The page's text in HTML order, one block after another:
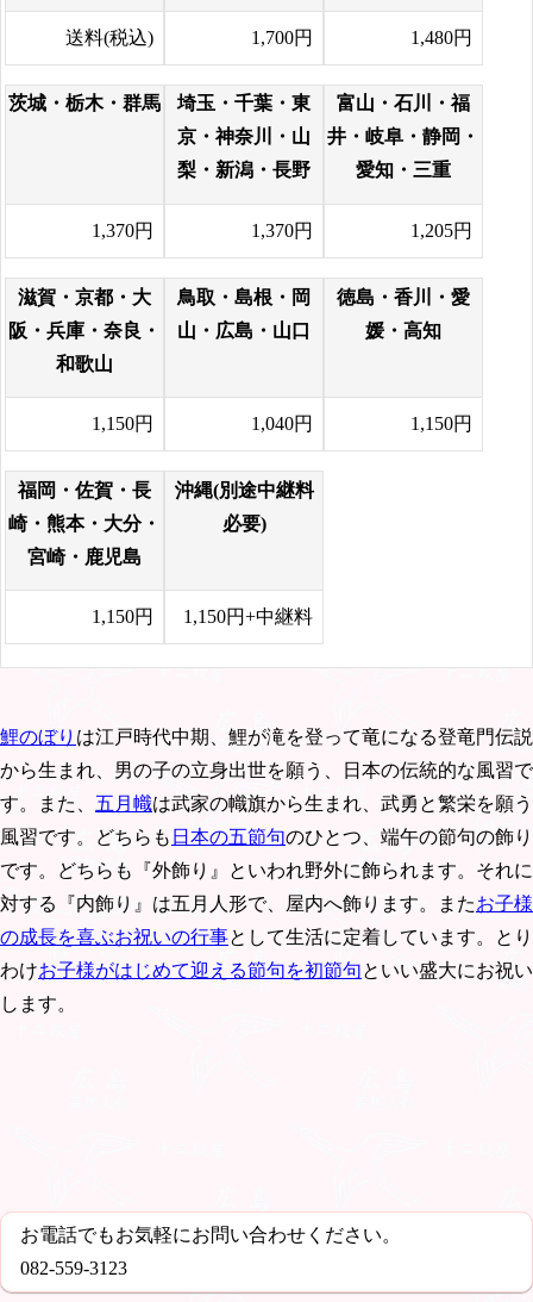
送料(税込) 1,700円 1,480円
茨城・栃木・群馬
1,370円
埼玉・千葉・東
京・神奈川・山
梨・新潟・長野
1,370円
富山・石川・福
井・岐阜・静岡・
愛知・三重
1,205円
滋賀・京都・大
阪・兵庫・奈良・
和歌山
1,150円
鳥取・島根・岡
山・広島・山口
1,040円
徳島・香川・愛
媛・高知
1,150円
福岡・佐賀・長
崎・熊本・大分・
宮崎・鹿児島
1,150円
沖縄(別途中継料
必要)
1,150円+中継料
鯉のぼり は江戸時代中期、鯉が滝を登って竜になる登竜門伝説
から生まれ、男の子の立身出世を願う、日本の伝統的な風習で
す。また、 五月幟は武家の幟旗から生まれ、武勇と繁栄を願う
風習です。どちらも 日本の五節句のひとつ、端午の節句の飾り
です。どちらも『外飾り』といわれ野外に飾られます。それに
対する『内飾り』は五月人形で、屋内へ飾ります。またお子様
の成長を喜ぶお祝いの行事として生活に定着しています。とり
わけお子様がはじめて迎える節句を初節句といい盛大にお祝い
します。
お電話でもお気軽にお問い合わせください。
082-559-3123